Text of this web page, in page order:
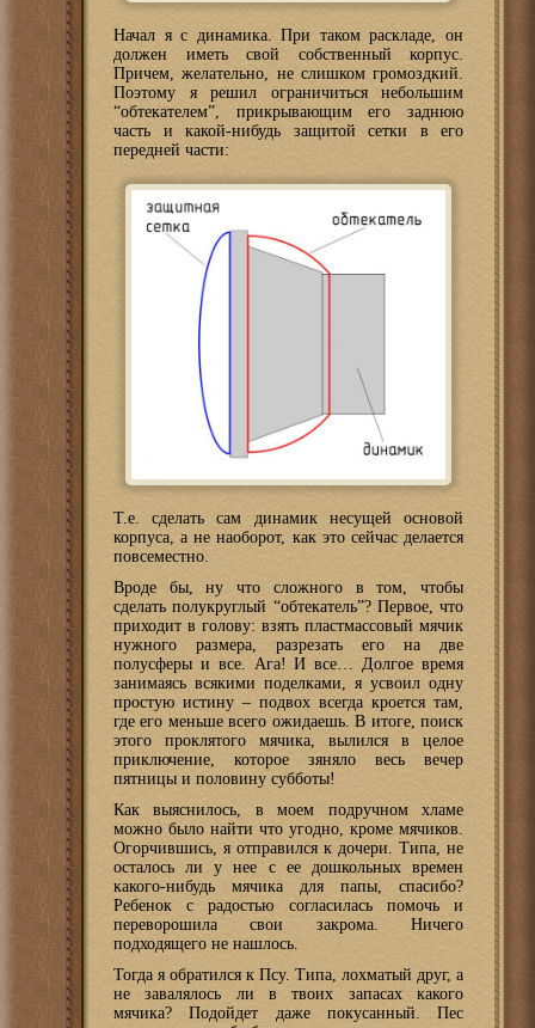
Начал я с динамика. При таком раскладе, он
должен иметь свой собственный корпус.
Причем, желательно, не слишком громоздкий.
Поэтому я решил ограничиться небольшим
“обтекателем”, прикрывающим его заднюю
часть и какой-нибудь защитой сетки в его
передней части:
Т.е. сделать сам динамик несущей основой
корпуса, а не наоборот, как это сейчас делается
повсеместно.
Вроде бы, ну что сложного в том, чтобы
сделать полукруглый “обтекатель”? Первое, что
приходит в голову: взять пластмассовый мячик
нужного размера, разрезать его на две
полусферы и все. Ага! И все… Долгое время
занимаясь всякими поделками, я усвоил одну
простую истину – подвох всегда кроется там,
где его меньше всего ожидаешь. В итоге, поиск
этого проклятого мячика, вылился в целое
приключение, которое зяняло весь вечер
пятницы и половину субботы!
Как выяснилось, в моем подручном хламе
можно было найти что угодно, кроме мячиков.
Огорчившись, я отправился к дочери. Типа, не
осталось ли у нее с ее дошкольных времен
какого-нибудь мячика для папы, спасибо?
Ребенок с радостью согласилась помочь и
переворошила свои закрома. Ничего
подходящего не нашлось.
Тогда я обратился к Псу. Типа, лохматый друг, а
не завалялось ли в твоих запасах какого
мячика? Подойдет даже покусанный. Пес